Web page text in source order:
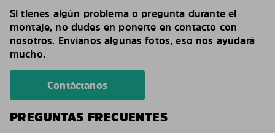
Si tienes algún problema o pregunta durante el
montaje, no dudes en ponerte en contacto con
nosotros. Envíanos algunas fotos, eso nos ayudará
mucho.
Contáctanos
PREGUNTAS FRECUENTES